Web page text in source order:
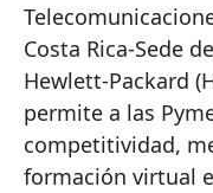
Costa Rica-Sede
Hewlett-Packard
permite a las
competitividad,
formación virtual